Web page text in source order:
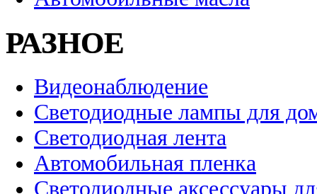
РАЗНОЕ
Видеонаблюдение
Светодиодные лампы для
Светодиодная лента
Автомобильная пленка
Светодиодные аксессуары